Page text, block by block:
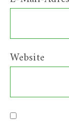
Website